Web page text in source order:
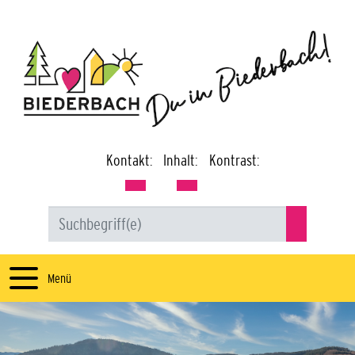
Kontakt: Inhalt: Kontrast:
Menü